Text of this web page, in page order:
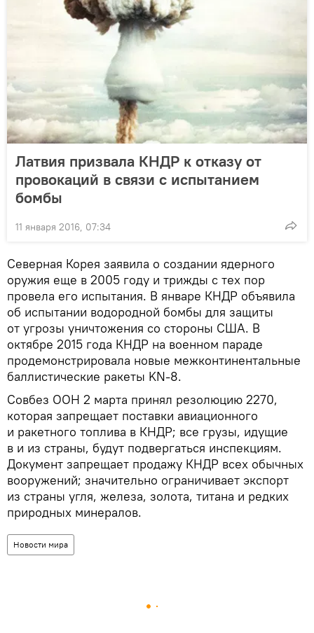
Латвия призвала КНДР к отказу от
провокаций в связи с испытанием
бомбы
11 января 2016, 07:34
Северная Корея заявила о создании ядерного
оружия еще в 2005 году и трижды с тех пор
провела его испытания. В январе КНДР объявила
об испытании водородной бомбы для защиты
от угрозы уничтожения со стороны США. В
октябре 2015 года КНДР на военном параде
продемонстрировала новые межконтинентальные
баллистические ракеты KN-8.
Совбез ООН 2 марта принял резолюцию 2270,
которая запрещает поставки авиационного
и ракетного топлива в КНДР; все грузы, идущие
в и из страны, будут подвергаться инспекциям.
Документ запрещает продажу КНДР всех обычных
вооружений; значительно ограничивает экспорт
из страны угля, железа, золота, титана и редких
природных минералов.
Новости мира